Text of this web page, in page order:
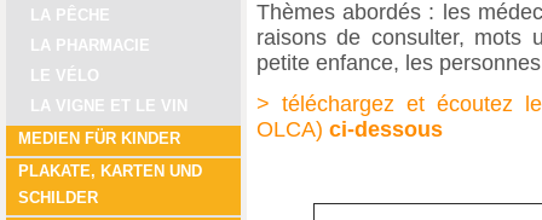
LA PÊCHE
LA PHARMACIE
LE VÉLO
LA VIGNE ET LE VIN
MEDIEN FÜR KINDER
PLAKATE, KARTEN UND
SCHILDER
Thèmes abordés : les
raisons de consulter, mots
petite enfance, les
> téléchargez et écoutez
OLCA) ci-dessous